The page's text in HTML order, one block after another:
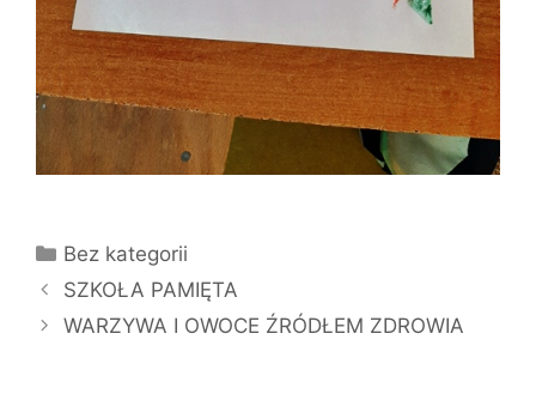
Kategorie
Bez kategorii
SZKOŁA PAMIĘTA
WARZYWA I OWOCE ŹRÓDŁEM ZDROWIA